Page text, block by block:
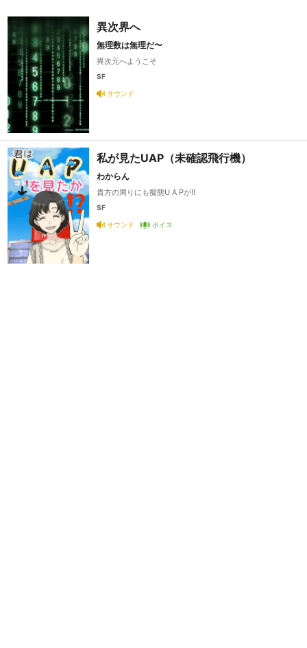
異次界へ
無理数は無理だ〜
異次元へようこそ
SF
サウンド
私が見たUAP（未確認飛行機）
わからん
貴方の周りにも擬態U A Pが‼️
SF
サウンド ボイス